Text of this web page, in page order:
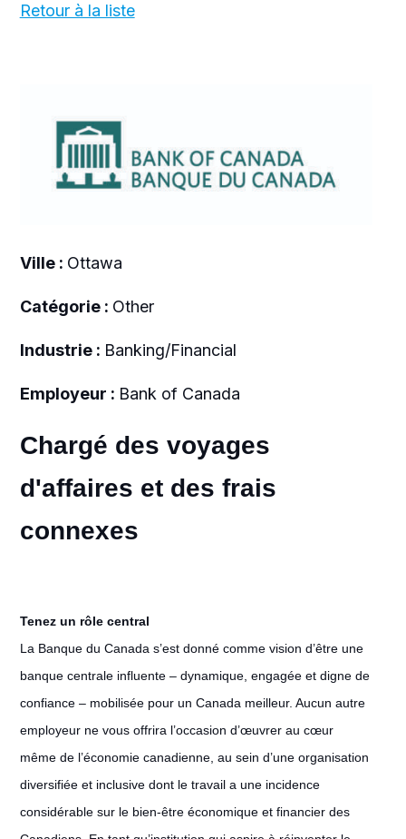
Retour à la liste
Ville : Ottawa
Catégorie : Other
Industrie : Banking/Financial
Employeur : Bank of Canada
Chargé des voyages
d'affaires et des frais
connexes
Tenez un rôle central
La Banque du Canada s’est donné comme vision d’être une
banque centrale influente – dynamique, engagée et digne de
confiance – mobilisée pour un Canada meilleur. Aucun autre
employeur ne vous offrira l’occasion d’œuvrer au cœur
même de l’économie canadienne, au sein d’une organisation
diversifiée et inclusive dont le travail a une incidence
considérable sur le bien-être économique et financier des